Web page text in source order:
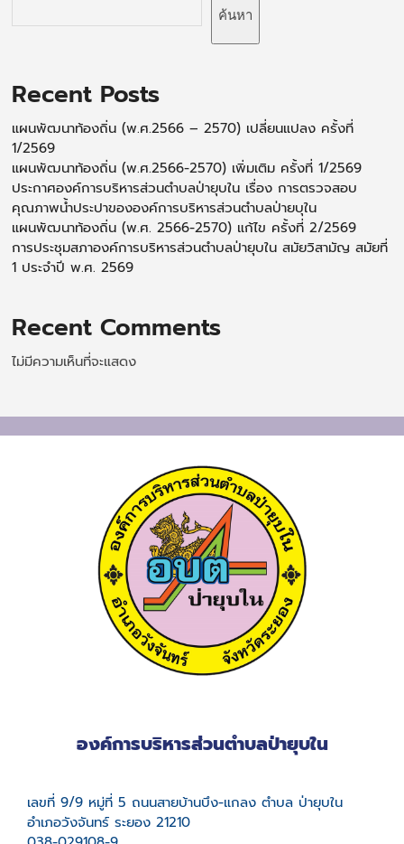
ค้นหา
Recent Posts
แผนพัฒนาท้องถิ่น (พ.ศ.2566 – 2570) เปลี่ยนแปลง ครั้งที่
1/2569
แผนพัฒนาท้องถิ่น (พ.ศ.2566-2570) เพิ่มเติม ครั้งที่ 1/2569
ประกาศองค์การบริหารส่วนตำบลป่ายุบใน เรื่อง การตรวจสอบ
คุณภาพน้ำประปาขององค์การบริหารส่วนตำบลป่ายบุใน
แผนพัฒนาท้องถิ่น (พ.ศ. 2566-2570) แก้ไข ครั้งที่ 2/2569
การประชุมสภาองค์การบริหารส่วนตำบลป่ายุบใน สมัยวิสามัญ สมัยที่
1 ประจำปี พ.ศ. 2569
Recent Comments
ไม่มีความเห็นที่จะแสดง
องค์การบริหารส่วนตำบลป่ายุบใน
เลขที่ 9/9 หมู่ที่ 5 ถนนสายบ้านบึง-แกลง ตำบล ป่ายุบใน
อำเภอวังจันทร์ ระยอง 21210